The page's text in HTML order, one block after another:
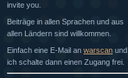
invite you.
Beiträge in allen Sprachen und aus
allen Ländern sind willkommen.
Einfach eine E-Mail an warscan und
ich schalte dann einen Zugang frei.